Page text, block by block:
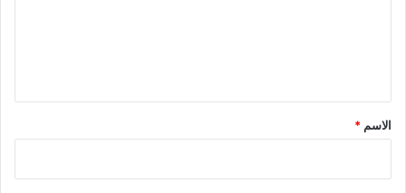
*
الاسم *